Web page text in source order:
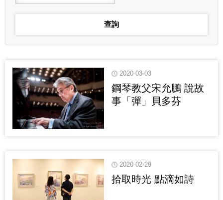
2020-03-03
鋼琴教父宋允鵬 說故
事「彈」貝多芬
2020-02-29
拾取時光 點滴如詩